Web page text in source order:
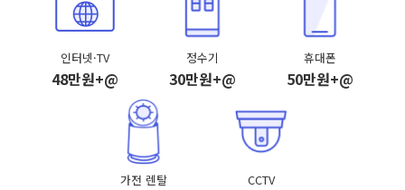
인터넷·TV
48만원+@
정수기
30만원+@
휴대폰
50만원+@
가전 렌탈 CCTV